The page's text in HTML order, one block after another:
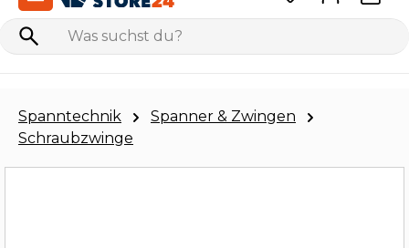
Spanntechnik
Spanner & Zwingen
Schraubzwinge